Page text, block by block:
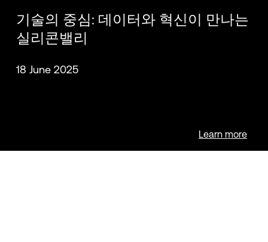
기술의 중심: 데이터와 혁신이 만나는
실리콘밸리
18 June 2025
Learn more